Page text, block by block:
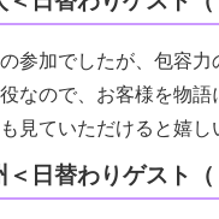
参加でしたが、包容力
なので、お客様を物
見ていただけると嬉し
＜日替わりゲスト（